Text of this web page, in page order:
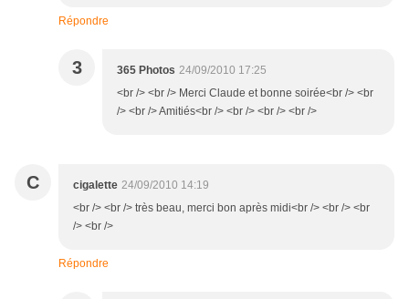
Répondre
3 365 Photos 24/09/2010 17:25
<br /> <br /> Merci Claude et bonne soirée<br /> <br
/> <br /> Amitiés<br /> <br /> <br /> <br />
C cigalette 24/09/2010 14:19
<br /> <br /> très beau, merci bon après midi<br /> <br /> <br
/> <br />
Répondre